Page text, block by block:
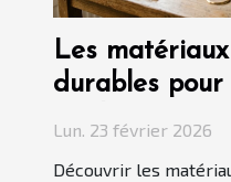
Les
durables
qualité
Lun. 23 février 2026
Découvrir les